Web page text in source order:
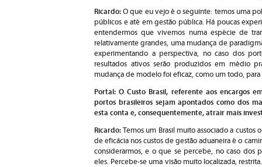
Ricardo:O que eu vejo é o seguinte: temos uma
públicos e até em gestão pública. Há poucas
entendermos que vivemos numa espécie de
relativamente grandes, uma mudança de
experimentando a perspectiva, no caso dos
resultados ativos serão produzidos em médio
mudança de modelo foi eficaz, como um todo, para
Portal: O Custo Brasil, referente aos encargos
portos brasileiros sejam apontados como dos
esta conta e, consequentemente, atrair mais
Ricardo:Temos um Brasil muito associado a custos
de eficácia nos custos de gestão aduaneira é o
considerarmos, e o que se percebe, no caso
eles. Percebe-se uma visão muito localizada,